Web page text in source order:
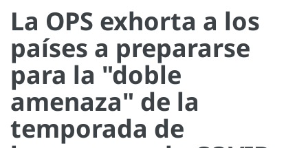
La OPS exhorta a los
países a prepararse
para la "doble
amenaza" de la
temporada de